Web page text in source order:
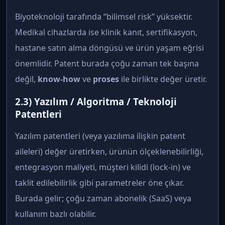
Biyoteknoloji tarafında “bilimsel risk” yüksektir.
Medikal cihazlarda ise klinik kanıt, sertifikasyon,
hastane satın alma döngüsü ve ürün yaşam eğrisi
önemlidir. Patent burada çoğu zaman tek başına
değil, know-howve proses ile birlikte değer üretir.
2.3) Yazılım / Algoritma / Teknoloji
Patentleri
Yazılım patentleri (veya yazılıma ilişkin patent
aileleri) değer üretirken, ürünün ölçeklenebilirliği,
entegrasyon maliyeti, müşteri kilidi (lock-in) ve
taklit edilebilirlik gibi parametreler öne çıkar.
Burada gelir; çoğu zaman abonelik (SaaS) veya
kullanım bazlı olabilir.